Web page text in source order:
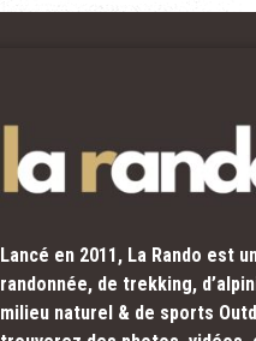
Lancé en 2011, La Rando est
randonnée, de trekking,
milieu naturel & de sports